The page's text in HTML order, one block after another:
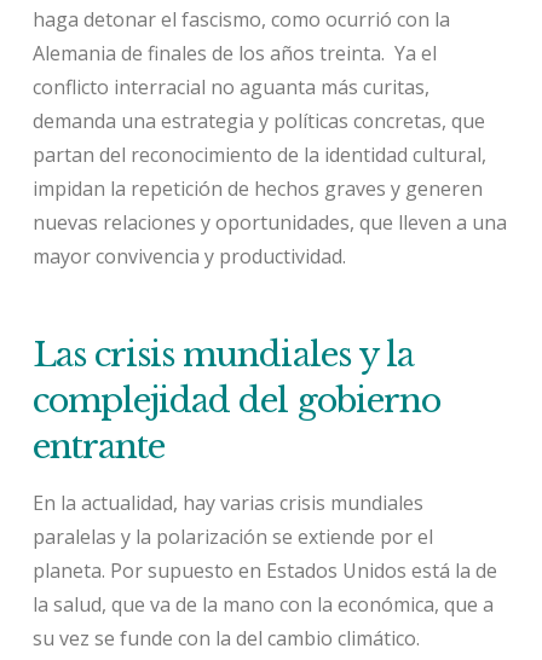
haga detonar el fascismo, como ocurrió con la
Alemania de finales de los años treinta. Ya el
conflicto interracial no aguanta más curitas,
demanda una estrategia y políticas concretas, que
partan del reconocimiento de la identidad cultural,
impidan la repetición de hechos graves y generen
nuevas relaciones y oportunidades, que lleven a una
mayor convivencia y productividad.
Las crisis mundiales y la
complejidad del gobierno
entrante
En la actualidad, hay varias crisis mundiales
paralelas y la polarización se extiende por el
planeta. Por supuesto en Estados Unidos está la de
la salud, que va de la mano con la económica, que a
su vez se funde con la del cambio climático.